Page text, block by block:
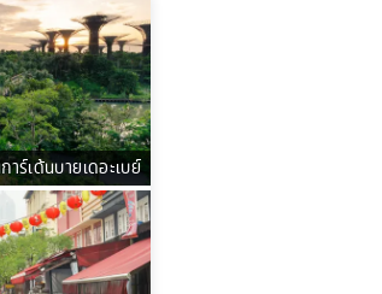
าร์เด้นบายเดอะเบย์